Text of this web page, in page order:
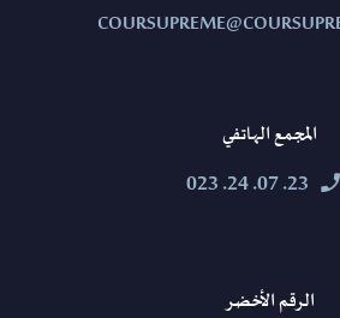
المجمع الهاتفي


23. 07. 24. 023
الرقم الأخضر